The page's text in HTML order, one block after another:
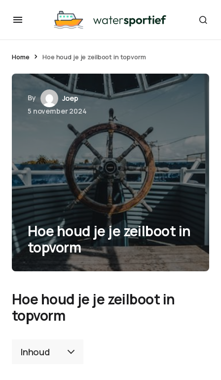
Home Hoe houd je je zeilboot in topvorm
By
Joep
5 november 2024
Hoe houd je je zeilboot in
topvorm
Hoe houd je je zeilboot in
topvorm
Inhoud